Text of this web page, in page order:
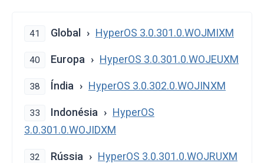
41 Global HyperOS 3.0.301.0.WOJMIXM
40 Europa HyperOS 3.0.301.0.WOJEUXM
38 Índia HyperOS 3.0.302.0.WOJINXM
33 Indonésia
HyperOS
3.0.301.0.WOJIDXM
32 Rússia HyperOS 3.0.301.0.WOJRUXM